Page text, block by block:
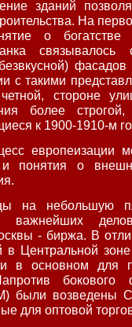
зданий
На
о богатстве
связывалось
с такими
стороне
более строгой,
к 1900-1910-м
европеизации
понятия о
на небольшую
- биржа. В
в Центральной
в основном для
бокового
были возведены
для оптовой